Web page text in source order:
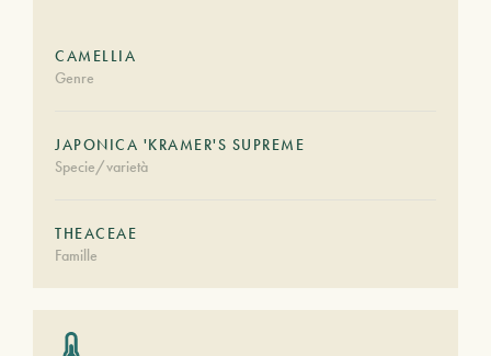
CAMELLIA
Genre
JAPONICA 'KRAMER'S SUPREME
Specie/varietà
THEACEAE
Famille